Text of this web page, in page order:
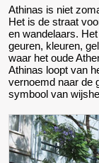
Athinas is niet
Het is de straat
en wandelaars.
geuren, kleuren,
waar het oude
Athinas loopt van
vernoemd naar de
symbool van